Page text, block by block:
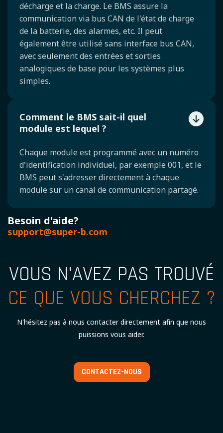
décharge et la charge. Le BMS assure la
communication via bus CAN de l'état de charge
de la batterie, des alarmes, etc. Il peut
également être utilisé sans interface bus CAN,
avec seulement des entrées et sorties
analogiques de base pour les systèmes plus
simples.
Comment le BMS sait-il quel
module est lequel ?
Chaque module est programmé avec un numéro
d'identification individuel, par exemple 001, et le
BMS peut s'adresser directement à chaque
module sur un canal de communication partagé.
Besoin d'aide?
support@super-b.com
VOUS N'AVEZ PAS TROUVÉ
CE QUE VOUS CHERCHEZ ?
N'hésitez pas à nous contacter directement afin que nous
puissions vous aider.
CONTACTEZ-NOUS